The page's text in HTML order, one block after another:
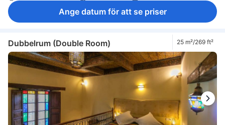
Rökpolicy - rökfria rum tillgängliga
Tillgängligt via trappor
Ange datum för att se priser
Dubbelrum (Double Room) 25 m²/269 ft²